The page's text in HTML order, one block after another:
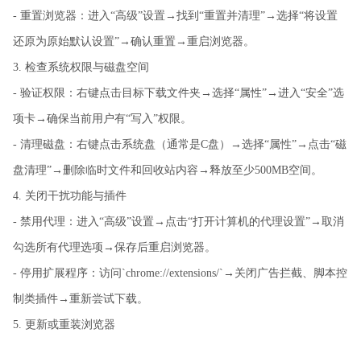
- 重置浏览器：进入“高级”设置→找到“重置并清理”→选择“将设置
还原为原始默认设置”→确认重置→重启浏览器。
3. 检查系统权限与磁盘空间
- 验证权限：右键点击目标下载文件夹→选择“属性”→进入“安全”选
项卡→确保当前用户有“写入”权限。
- 清理磁盘：右键点击系统盘（通常是C盘）→选择“属性”→点击“磁
盘清理”→删除临时文件和回收站内容→释放至少500MB空间。
4. 关闭干扰功能与插件
- 禁用代理：进入“高级”设置→点击“打开计算机的代理设置”→取消
勾选所有代理选项→保存后重启浏览器。
- 停用扩展程序：访问`chrome://extensions/`→关闭广告拦截、脚本控
制类插件→重新尝试下载。
5. 更新或重装浏览器